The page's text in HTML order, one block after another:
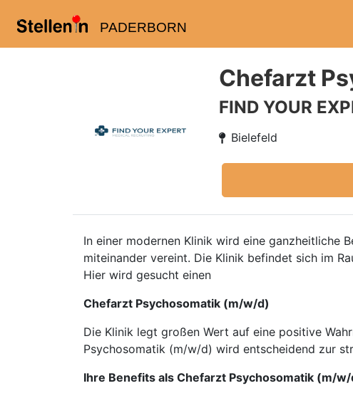
PADERBORN
Chefarzt
FIND YOUR
Bielefeld
In einer modernen Klinik wird eine ganzheitliche
miteinander vereint. Die Klinik befindet sich im
Hier wird gesucht einen
Chefarzt Psychosomatik (m/w/d)
Die Klinik legt großen Wert auf eine positive
Psychosomatik (m/w/d) wird entscheidend zur
Ihre Benefits als Chefarzt Psychosomatik (m/